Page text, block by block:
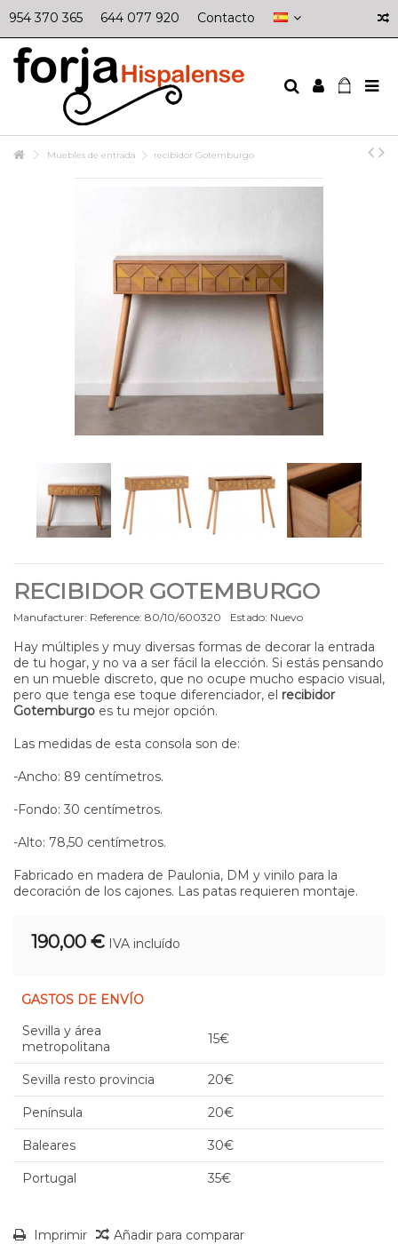
954 370 365 644 077 920 Contacto
Muebles de entrada recibidor Gotemburgo
RECIBIDOR GOTEMBURGO
Manufacturer: Reference: 80/10/600320 Estado: Nuevo
Hay múltiples y muy diversas formas de decorar la entrada
de tu hogar, y no va a ser fácil la elección. Si estás pensando
en un mueble discreto, que no ocupe mucho espacio visual,
pero que tenga ese toque diferenciador, el recibidor
Gotemburgo es tu mejor opción.
Las medidas de esta consola son de:
-Ancho: 89 centímetros.
-Fondo: 30 centímetros.
-Alto: 78,50 centímetros.
Fabricado en madera de Paulonia, DM y vinilo para la
decoración de los cajones. Las patas requieren montaje.
190,00 € IVA incluído
GASTOS DE ENVÍO
Sevilla y área
metropolitana
15€
Sevilla resto provincia 20€
Península 20€
Baleares 30€
Portugal 35€
Imprimir
Añadir para comparar